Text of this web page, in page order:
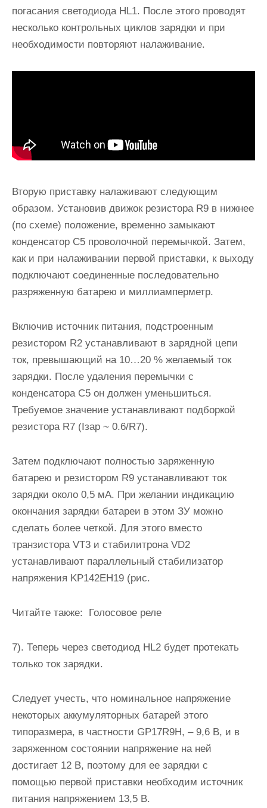
погасания светодиода HL1. После этого проводят
несколько контрольных циклов зарядки и при
необходимости повторяют налаживание.
Вторую приставку налаживают следующим
образом. Установив движок резистора R9 в нижнее
(по схеме) положение, временно замыкают
конденсатор С5 проволочной перемычкой. Затем,
как и при налаживании первой приставки, к выходу
подключают соединенные последовательно
разряженную батарею и миллиамперметр.
Включив источник питания, подстроенным
резистором R2 устанавливают в зарядной цепи
ток, превышающий на 10…20 % желаемый ток
зарядки. После удаления перемычки с
конденсатора С5 он должен уменьшиться.
Требуемое значение устанавливают подборкой
резистора R7 (Iзар ~ 0.6/R7).
Затем подключают полностью заряженную
батарею и резистором R9 устанавливают ток
зарядки около 0,5 мА. При желании индикацию
окончания зарядки батареи в этом ЗУ можно
сделать более четкой. Для этого вместо
транзистора VT3 и стабилитрона VD2
устанавливают параллельный стабилизатор
напряжения KP142ЕН19 (рис.
Читайте также: Голосовое реле
7). Теперь через светодиод HL2 будет протекать
только ток зарядки.
Следует учесть, что номинальное напряжение
некоторых аккумуляторных батарей этого
типоразмера, в частности GP17R9H, – 9,6 В, и в
заряженном состоянии напряжение на ней
достигает 12 В, поэтому для ее зарядки с
помощью первой приставки необходим источник
питания напряжением 13,5 В.